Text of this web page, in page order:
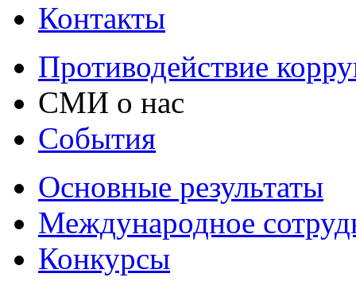
Контакты
Противодействие
СМИ о нас
События
Основные результаты
Международное
Конкурсы